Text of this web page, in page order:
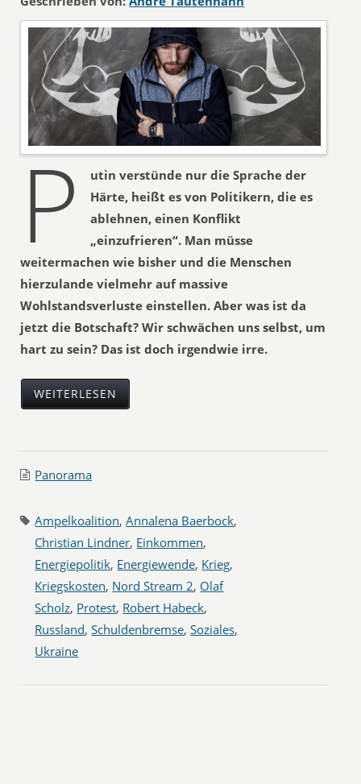
P
utin verstünde nur die Sprache der
Härte, heißt es von Politikern, die es
ablehnen, einen Konflikt
„einzufrieren“. Man müsse
weitermachen wie bisher und die Menschen
hierzulande vielmehr auf massive
Wohlstandsverluste einstellen. Aber was ist da
jetzt die Botschaft? Wir schwächen uns selbst, um
hart zu sein? Das ist doch irgendwie irre.
WEITERLESEN
Panorama
Ampelkoalition,Annalena Baerbock,
Christian Lindner, Einkommen,
Energiepolitik, Energiewende, Krieg,
Kriegskosten, Nord Stream 2, Olaf
Scholz, Protest, Robert Habeck,
Russland,Schuldenbremse,Soziales,
Ukraine